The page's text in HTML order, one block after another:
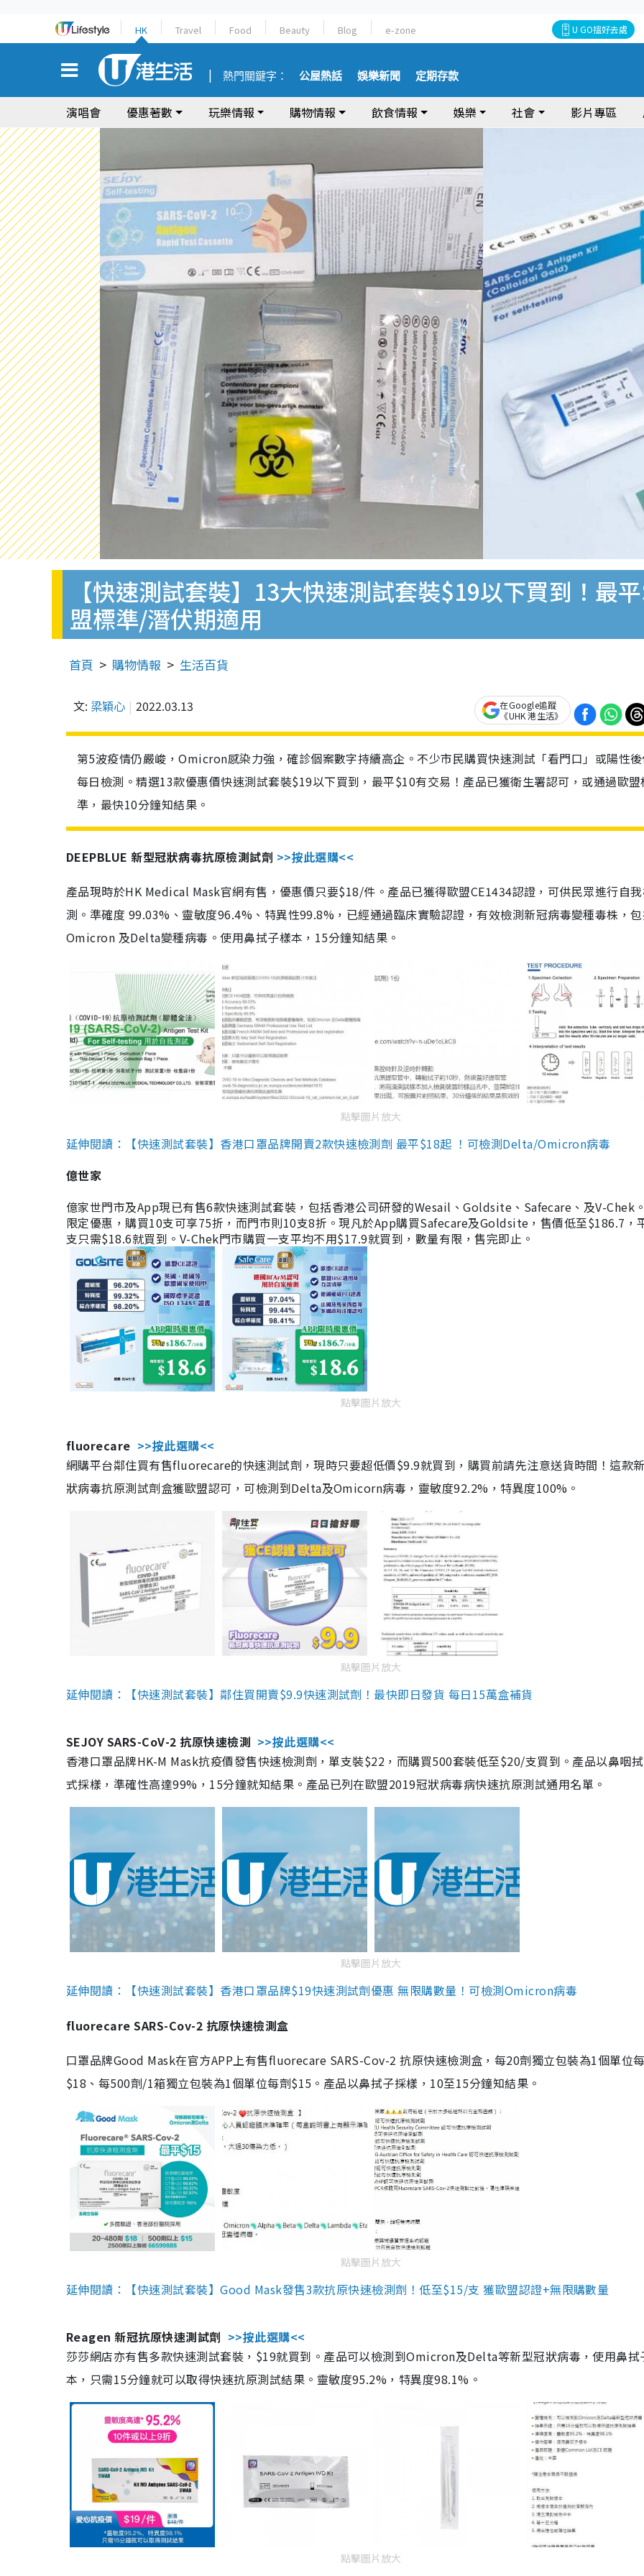
HK Travel Food Beauty Blog e-zone U GO搵好去處
熱門關鍵字： 公屋熱話 娛樂新聞 定期存款
演唱會 優惠著數 玩樂情報 購物情報 飲食情報 娛樂 社會 影片專區
【快速測試套裝】13大快速測試套裝$19以下買到！最
盟標準/潛伏期適用
首頁 購物情報 生活百貨
文: 梁穎心 2022.03.13
在Google追蹤
《UHK 港生活》
第5波疫情仍嚴峻，Omicron感染力強，確診個案數字持續高企。不少市民購買快速測試「看門口」或陽性
每日檢測。精選13款優惠價快速測試套裝$19以下買到，最平$10有交易！產品已獲衛生署認可，或通過歐盟
準，最快10分鐘知結果。
DEEPBLUE 新型冠狀病毒抗原檢測試劑 >>按此選購<<
產品現時於HK Medical Mask官網有售，優惠價只要$18/件。產品已獲得歐盟CE1434認證，可供民眾進行自
測。準確度 99.03%、靈敏度96.4%、特異性99.8%，已經通過臨床實驗認證，有效檢測新冠病毒變種毒株，
Omicron 及Delta變種病毒。使用鼻拭子樣本，15分鐘知結果。
點擊圖片放大
延伸閱讀：【快速測試套裝】香港口罩品牌開賣2款快速檢測劑 最平$18起 ！可檢測Delta/Omicron病毒
億世家
億家世門市及App現已有售6款快速測試套裝，包括香港公司研發的Wesail、Goldsite、Safecare、及V-Chek
限定優惠，購買10支可享75折，而門市則10支8折。現凡於App購買Safecare及Goldsite，售價低至$186.7，
支只需$18.6就買到。V-Chek門市購買一支平均不用$17.9就買到，數量有限，售完即止。
點擊圖片放大
fluorecare >>按此選購<<
網購平台鄰住買有售fluorecare的快速測試劑，現時只要超低價$9.9就買到，購買前請先注意送貨時間！這款
狀病毒抗原測試劑盒獲歐盟認可，可檢測到Delta及Omicorn病毒，靈敏度92.2%，特異度100%。
點擊圖片放大
延伸閱讀：【快速測試套裝】鄰住買開賣$9.9快速測試劑！最快即日發貨 每日15萬盒補貨
SEJOY SARS-CoV-2 抗原快速檢測 >>按此選購<<
香港口罩品牌HK-M Mask抗疫價發售快速檢測劑，單支裝$22，而購買500套裝低至$20/支買到。產品以鼻咽
式採樣，準確性高達99%，15分鐘就知結果。產品已列在歐盟2019冠狀病毒病快速抗原測試通用名單。
點擊圖片放大
延伸閱讀：【快速測試套裝】香港口罩品牌$19快速測試劑優惠 無限購數量！可檢測Omicron病毒
fluorecare SARS-Cov-2 抗原快速檢測盒
口罩品牌Good Mask在官方APP上有售fluorecare SARS-Cov-2 抗原快速檢測盒，每20劑獨立包裝為1個單位
$18、每500劑/1箱獨立包裝為1個單位每劑$15。產品以鼻拭子採樣，10至15分鐘知結果。
點擊圖片放大
延伸閱讀：【快速測試套裝】Good Mask發售3款抗原快速檢測劑！低至$15/支 獲歐盟認證+無限購數量
Reagen 新冠抗原快速測試劑 >>按此選購<<
莎莎網店亦有售多款快速測試套裝，$19就買到。產品可以檢測到Omicron及Delta等新型冠狀病毒，使用鼻拭
本，只需15分鐘就可以取得快速抗原測試結果。靈敏度95.2%，特異度98.1%。
點擊圖片放大